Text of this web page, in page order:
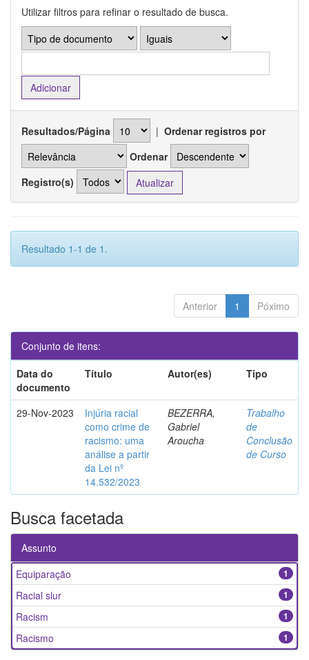
Utilizar filtros para refinar o resultado de busca.
Resultados/Página | Ordenar registros por
Ordenar
Registro(s)
Resultado 1-1 de 1.
Anterior 1 Póximo
Conjunto de itens:
Data do
documento
Título Autor(es) Tipo
29-Nov-2023
Injúria racial
como crime de
racismo: uma
análise a partir
da Lei nº
14.532/2023
BEZERRA,
Gabriel
Aroucha
Trabalho
de
Conclusão
de Curso
Busca facetada
Assunto
1
Equiparação
1
Racial slur
1
Racism
1
Racismo